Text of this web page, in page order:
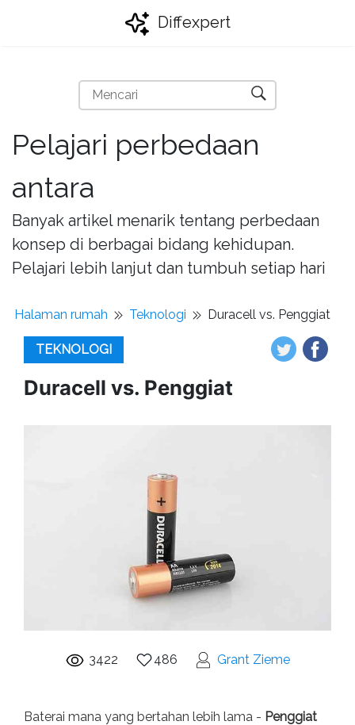
Diffexpert
Pelajari perbedaan
antara
Banyak artikel menarik tentang perbedaan
konsep di berbagai bidang kehidupan.
Pelajari lebih lanjut dan tumbuh setiap hari
Halaman rumah Teknologi Duracell vs. Penggiat
TEKNOLOGI
Duracell vs. Penggiat
3422 486 Grant Zieme
Baterai mana yang bertahan lebih lama - Penggiat